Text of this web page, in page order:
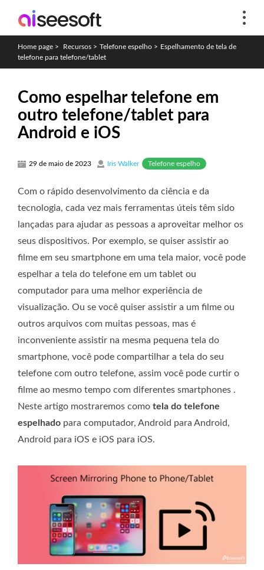
Home page > Recursos > Telefone espelho > Espelhamento de tela de
telefone para telefone/tablet
Como espelhar telefone em
outro telefone/tablet para
Android e iOS
29 de maio de 2023 Iris Walker Telefone espelho
Com o rápido desenvolvimento da ciência e da
tecnologia, cada vez mais ferramentas úteis têm sido
lançadas para ajudar as pessoas a aproveitar melhor os
seus dispositivos. Por exemplo, se quiser assistir ao
filme em seu smartphone em uma tela maior, você pode
espelhar a tela do telefone em um tablet ou
computador para uma melhor experiência de
visualização. Ou se você quiser assistir a um filme ou
outros arquivos com muitas pessoas, mas é
inconveniente assistir na mesma pequena tela do
smartphone, você pode compartilhar a tela do seu
telefone com outro telefone, assim você pode curtir o
filme ao mesmo tempo com diferentes smartphones .
Neste artigo mostraremos como tela do telefone
espelhado para computador, Android para Android,
Android para iOS e iOS para iOS.